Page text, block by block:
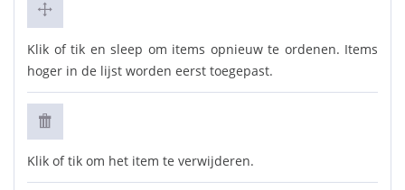
Klik of tik en sleep om items opnieuw te ordenen. Items
hoger in de lijst worden eerst toegepast.
Klik of tik om het item te verwijderen.